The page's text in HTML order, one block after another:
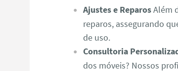
Ajustes e ReparosAlém
reparos, assegurando
de uso.
Consultoria
dos móveis? Nossos